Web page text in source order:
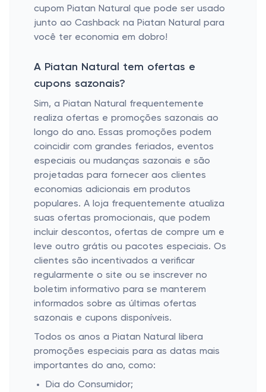
cupom Piatan Natural que pode ser usado
junto ao Cashback na Piatan Natural para
você ter economia em dobro!
A Piatan Natural tem ofertas e
cupons sazonais?
Sim, a Piatan Natural frequentemente
realiza ofertas e promoções sazonais ao
longo do ano. Essas promoções podem
coincidir com grandes feriados, eventos
especiais ou mudanças sazonais e são
projetadas para fornecer aos clientes
economias adicionais em produtos
populares. A loja frequentemente atualiza
suas ofertas promocionais, que podem
incluir descontos, ofertas de compre um e
leve outro grátis ou pacotes especiais. Os
clientes são incentivados a verificar
regularmente o site ou se inscrever no
boletim informativo para se manterem
informados sobre as últimas ofertas
sazonais e cupons disponíveis.
Todos os anos a Piatan Natural libera
promoções especiais para as datas mais
importantes do ano, como:
Dia do Consumidor;